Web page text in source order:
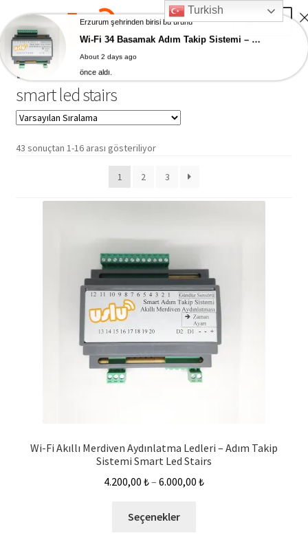
Skip
to
navigation
Skip
to
content
Menu
Ana Sayfa
AKILLI EV ÜRÜNLERİ
Adım Takip Sistemi
Ürünler “smart led stairs” olarak etiketlendi
smart led stairs
43 sonuçtan 1-16 arası gösteriliyor
1 2 3
Wi-Fi Akıllı Merdiven Aydınlatma Ledleri – Adım Takip
Sistemi Smart Led Stairs
4.200,00 ₺– 6.000,00 ₺
Seçenekler
Turkish
Erzurum şehrinden birisi bu ürünü
Wi-Fi 34 Basamak Adım Takip Sistemi – Akıllı Ev Merdiven Ledleri
About 2 days ago
önce aldı.